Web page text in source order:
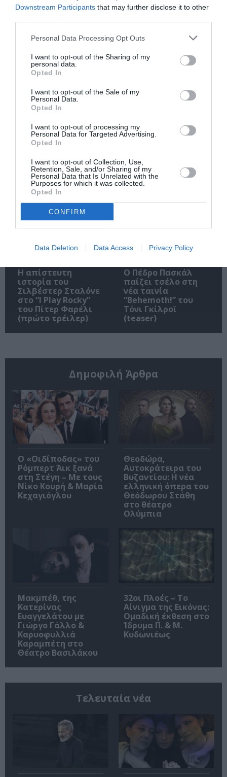
Downstream Participants that may further disclose it to other
Personal Data Processing Opt Outs
I want to opt-out of the Sharing of my
personal data.
Opted In
I want to opt-out of the Sale of my
Personal Data.
Opted In
I want to opt-out of processing my
Personal Data for Targeted Advertising.
Opted In
I want to opt-out of Collection, Use,
Retention, Sale, and/or Sharing of my
Personal Data that Is Unrelated with the
Purposes for which it was collected.
Opted In
CONFIRM
Data Deletion Data Access Privacy Policy
Σχετικά Άρθρα
Ο Αλέξανδρος
σκηνοθετεί το
“Σουέλ” της Ιωάννας
Καρυστιάνη (teaser)
Doom στο
“Avengers:
Doomsday” (πρώτο
τρέιλερ)
Η απίστευτη
ιστορία του
Σιλβέστερ Σταλόνε
στο “I Play Rocky”
του Πίτερ Φαρέλι
(πρώτο τρέιλερ)
Ο Πέδρο Πασκάλ
παίζει τσέλο στη
νέα ταινία
“Behemoth!” του
Τόνι Γκίλροϊ
(teaser)
Δημοφιλή Άρθρα
O «Οιδίποδας» του
Ρόμπερτ Άικ ξανά
στη Στέγη – Με τους
Νίκο Κουρή & Μαρία
Κεχαγιόγλου
Θεοδώρα,
Αυτοκράτειρα του
Βυζαντίου: Η νέα
ελληνική όπερα του
Θεόδωρου Στάθη
στο θέατρο
Ολύμπια
Μακμπέθ, της
Κατερίνας
Ευαγγελάτου με
Γιώργο Γάλλο &
Καρυοφυλλιά
Καραμπέτη στο
Θέατρο Βασιλάκου
32οι Πλοές – Το
Αίνιγμα της Εικόνας:
Ομαδική έκθεση στο
Ίδρυμα Π. & Μ.
Κυδωνιέως
Τελευταία νέα